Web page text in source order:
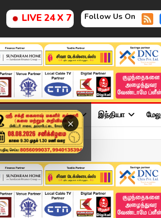
LIVE 24 X 7 Follow Us On
×
விளையாட்டு இந்தியா